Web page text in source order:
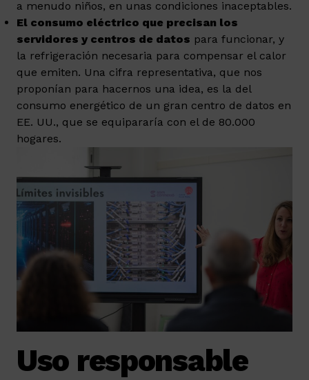
a menudo niños, en unas condiciones inaceptables.
El consumo eléctrico que precisan los
servidores y centros de datos para funcionar, y
la refrigeración necesaria para compensar el calor
que emiten. Una cifra representativa, que nos
proponían para hacernos una idea, es la del
consumo energético de un gran centro de datos en
EE. UU., que se equipararía con el de 80.000
hogares.
Uso responsable